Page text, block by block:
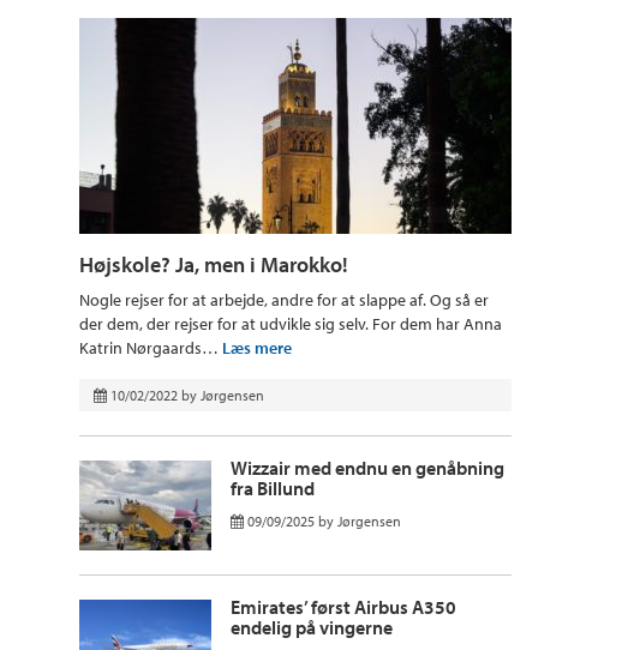
Højskole? Ja, men i Marokko!
Nogle rejser for at arbejde, andre for at slappe af. Og så er
der dem, der rejser for at udvikle sig selv. For dem har Anna
Katrin Nørgaards… Læs mere
10/02/2022 by Jørgensen
Wizzair med endnu en genåbning
fra Billund
09/09/2025 by Jørgensen
Emirates’ først Airbus A350
endelig på vingerne